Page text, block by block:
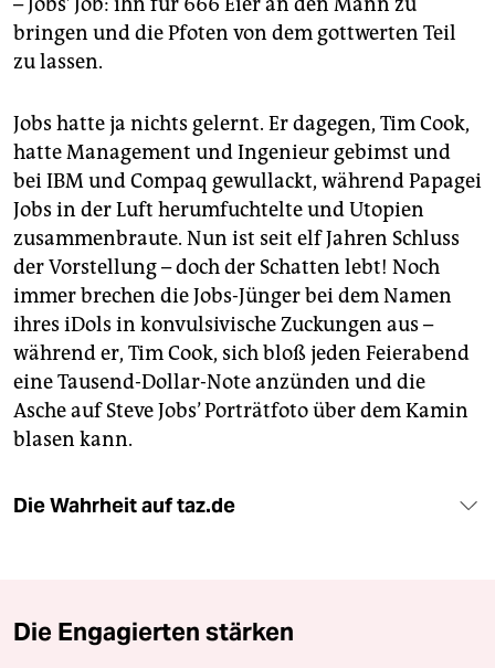
bringen und die Pfoten von dem gottwerten Teil
zu lassen.
Jobs hatte ja nichts gelernt. Er dagegen, Tim Cook,
hatte Management und Ingenieur gebimst und
bei IBM und Compaq gewullackt, während Papagei
Jobs in der Luft herumfuchtelte und Utopien
zusammenbraute. Nun ist seit elf Jahren Schluss
der Vorstellung – doch der Schatten lebt! Noch
immer brechen die Jobs-Jünger bei dem Namen
ihres iDols in konvulsivische Zuckungen aus –
während er, Tim Cook, sich bloß jeden Feierabend
eine Tausend-Dollar-Note anzünden und die
Asche auf Steve Jobs’ Porträtfoto über dem Kamin
blasen kann.
Die Wahrheit auf taz.de
Die Engagierten stärken